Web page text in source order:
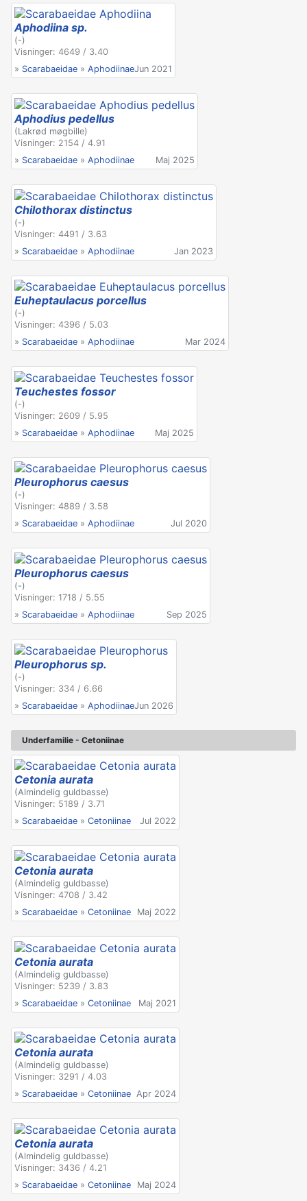
Aphodiina sp.
(-)
Visninger: 4649 / 3.40
» Scarabaeidae » AphodiinaeJun 2021
Aphodius pedellus
(Lakrød møgbille)
Visninger: 2154 / 4.91
» Scarabaeidae » Aphodiinae Maj 2025
Chilothorax distinctus
(-)
Visninger: 4491 / 3.63
» Scarabaeidae » Aphodiinae Jan 2023
Euheptaulacus porcellus
(-)
Visninger: 4396 / 5.03
» Scarabaeidae » Aphodiinae Mar 2024
Teuchestes fossor
(-)
Visninger: 2609 / 5.95
» Scarabaeidae » Aphodiinae Maj 2025
Pleurophorus caesus
(-)
Visninger: 4889 / 3.58
» Scarabaeidae » Aphodiinae Jul 2020
Pleurophorus caesus
(-)
Visninger: 1718 / 5.55
» Scarabaeidae » Aphodiinae Sep 2025
Pleurophorus sp.
(-)
Visninger: 334 / 6.66
» Scarabaeidae » AphodiinaeJun 2026
Underfamilie - Cetoniinae
Cetonia aurata
(Almindelig guldbasse)
Visninger: 5189 / 3.71
» Scarabaeidae » Cetoniinae Jul 2022
Cetonia aurata
(Almindelig guldbasse)
Visninger: 4708 / 3.42
» Scarabaeidae » Cetoniinae Maj 2022
Cetonia aurata
(Almindelig guldbasse)
Visninger: 5239 / 3.83
» Scarabaeidae » Cetoniinae Maj 2021
Cetonia aurata
(Almindelig guldbasse)
Visninger: 3291 / 4.03
» Scarabaeidae » Cetoniinae Apr 2024
Cetonia aurata
(Almindelig guldbasse)
Visninger: 3436 / 4.21
» Scarabaeidae » Cetoniinae Maj 2024